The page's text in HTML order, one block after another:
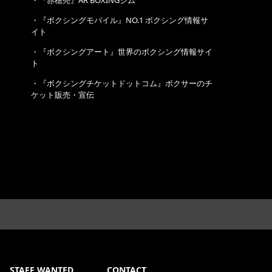
・
『ボクシングモバイル』NO.1 ボクシング情報サ
イト
・
『ボクシングアート』世界のボクシング情報サイ
ト
・
『ボクシングチケットドットコム』ボクサーのチ
ケット販売・宣伝